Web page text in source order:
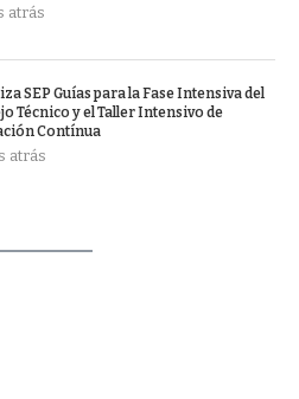
atrás
SEP Guías para la Fase Intensiva del
Técnico y el Taller Intensivo de
Contínua
atrás